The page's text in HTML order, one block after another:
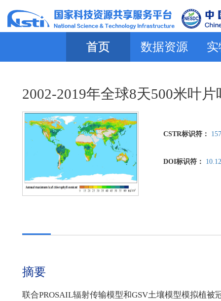
首页 数据资源
2002-2019年全球8天500米叶
CSTR标识符：
DOI标识符：
摘要
联合PROSAIL辐射传输模型和GSV土壤模型模拟植